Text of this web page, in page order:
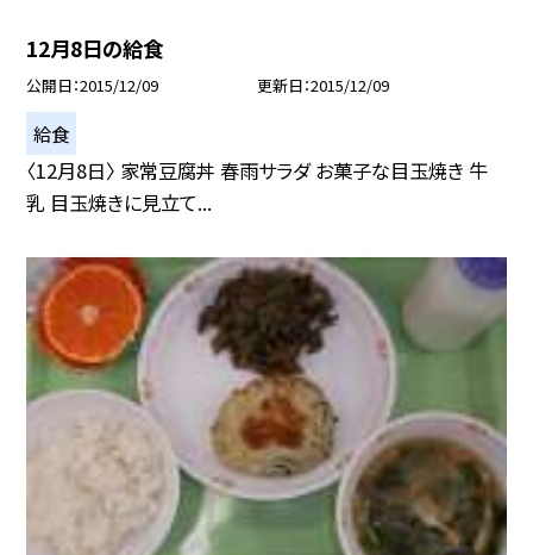
12月8日の給食
公開日 2015/12/09 更新日 2015/12/09
給食
〈12月8日〉 家常豆腐丼 春雨サラダ お菓子な目玉焼き 牛
乳 目玉焼きに見立て...